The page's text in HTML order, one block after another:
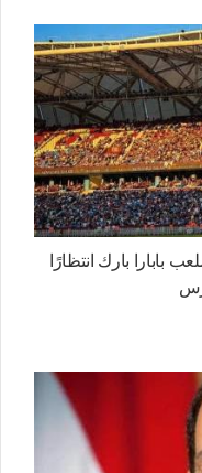
بابارا بارك انتظارًا